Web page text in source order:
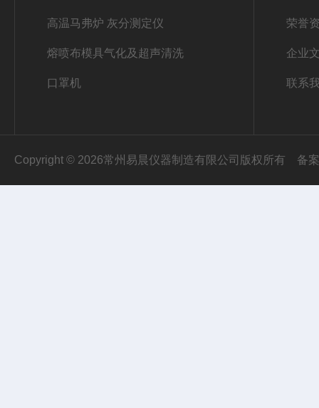
高温马弗炉 灰分测定仪
熔喷布模具气化及超声清洗
口罩机
荣誉
企业
联系
Copyright © 2026常州易晨仪器制造有限公司版权所有 备